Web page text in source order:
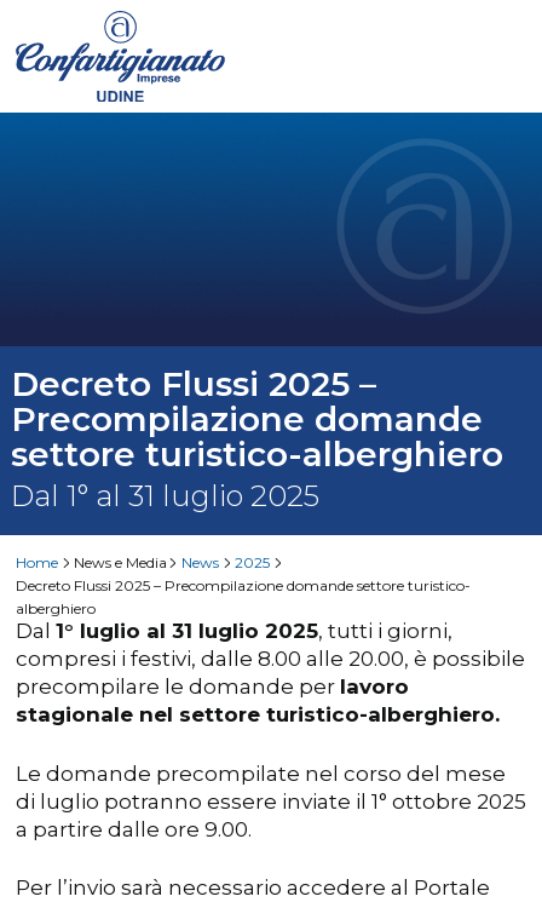
Decreto Flussi 2025 –
Precompilazione domande
settore turistico-alberghiero
Dal 1° al 31 luglio 2025
Home News e Media News
2025
Decreto Flussi 2025 – Precompilazione domande settore turistico-
alberghiero
Dal 1° luglio al 31 luglio 2025, tutti i giorni,
compresi i festivi, dalle 8.00 alle 20.00, è possibile
precompilare le domande per lavoro
stagionale nel settore turistico-alberghiero.
Le domande precompilate nel corso del mese
di luglio potranno essere inviate il 1° ottobre 2025
a partire dalle ore 9.00.
Per l’invio sarà necessario accedere al Portale